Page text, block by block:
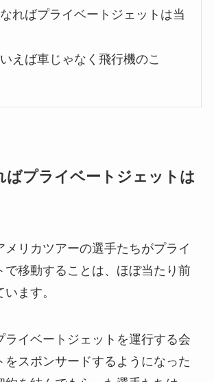
ればプライベートジェットは当
えば車じゃなく飛行機のこ
ばプライベートジェットは
リカツアーの選手たちがプライ
で移動することは、ほぼ当たり前
ます。
イベートジェットを運行する会
をスポンサードするようになった